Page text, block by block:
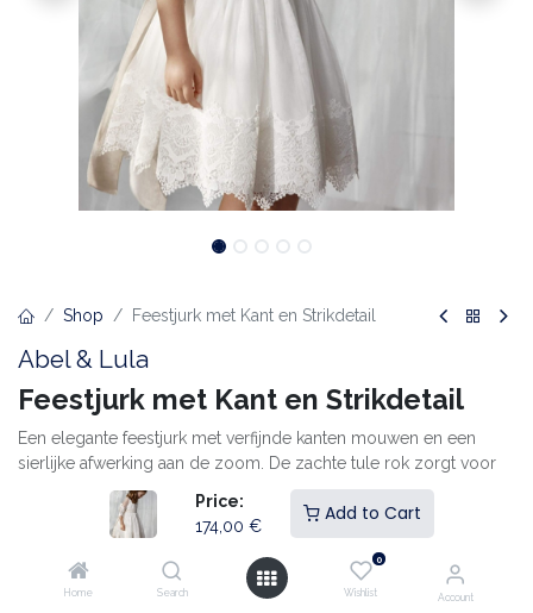
Price:
174,00 €
Add to Cart
Home Search
0
Wishlist Account
Shop Feestjurk met Kant en Strikdetail
Abel & Lula
Feestjurk met Kant en Strikdetail
Een elegante feestjurk met verfijnde kanten mouwen en een
sierlijke afwerking aan de zoom. De zachte tule rok zorgt voor
een luchtig silhouet, terwijl de strik op de rug een extra
charmant accent toevoegt. Perfect voor bijzondere momenten
zoals communie, lentefeest of een andere feestelijke
gelegenheid.